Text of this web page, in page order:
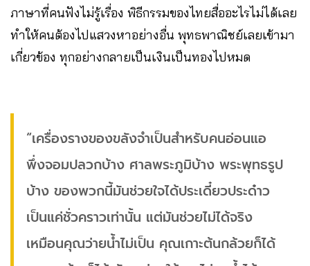
ภาษาที่คนฟังไม่รู้เรื่อง พิธีกรรมของไทยสื่ออะไรไม่ได้เลย
ทำให้คนต้องไปแสวงหาอย่างอื่น พุทธพาณิชย์เลยเข้ามา
เกี่ยวข้อง ทุกอย่างกลายเป็นเงินเป็นทองไปหมด
“เครื่องรางของขลังจำเป็นสำหรับคนอ่อนแอ
พึ่งจอมปลวกบ้าง ศาลพระภูมิบ้าง พระพุทธรูป
บ้าง ของพวกนี้มันช่วยใจได้ประเดี๋ยวประด๋าว
เป็นแค่ชั่วคราวเท่านั้น แต่มันช่วยไม่ได้จริง
เหมือนคุณว่ายน้ำไม่เป็น คุณเกาะต้นกล้วยก็ได้